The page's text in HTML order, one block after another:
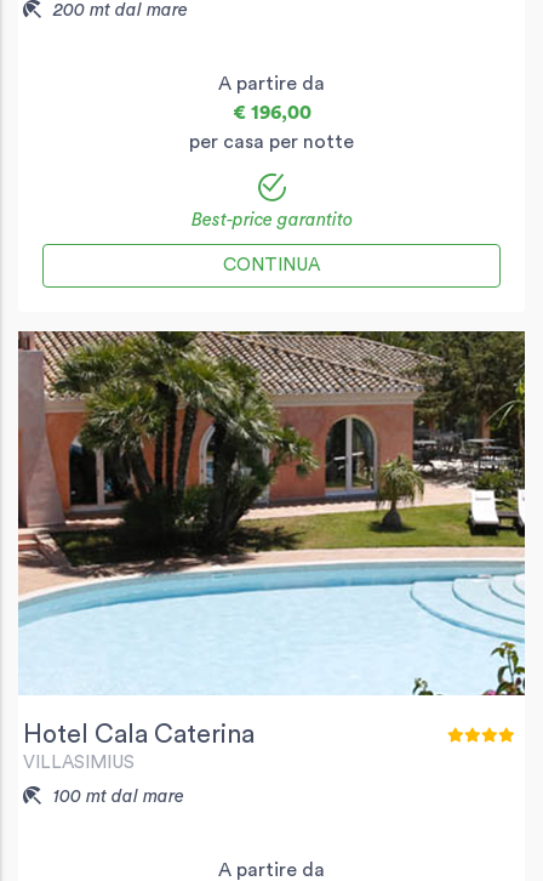
200 mt dal mare
A partire da
€ 196,00
per casa per notte
Best-price garantito
CONTINUA
Hotel Cala Caterina
VILLASIMIUS
100 mt dal mare
A partire da